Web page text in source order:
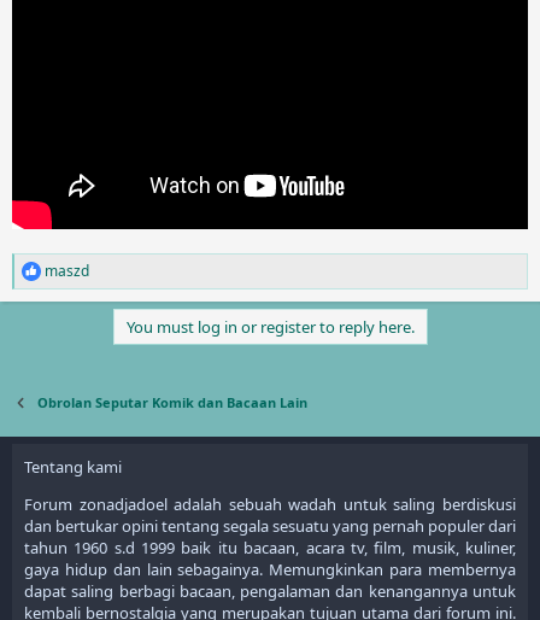
R
e
o
n
s
maszd
You must log in or register to reply here.
Obrolan Seputar Komik dan Bacaan Lain
Tentang kami
Forum zonadjadoel adalah sebuah wadah untuk saling berdiskusi
dan bertukar opini tentang segala sesuatu yang pernah populer dari
tahun 1960 s.d 1999 baik itu bacaan, acara tv, film, musik, kuliner,
gaya hidup dan lain sebagainya. Memungkinkan para membernya
dapat saling berbagi bacaan, pengalaman dan kenangannya untuk
kembali bernostalgia yang merupakan tujuan utama dari forum ini.